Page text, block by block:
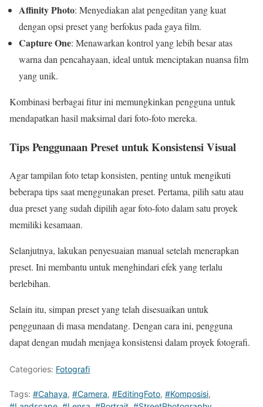
Affinity Photo: Menyediakan alat pengeditan yang kuat
dengan opsi preset yang berfokus pada gaya film.
Capture One: Menawarkan kontrol yang lebih besar atas
warna dan pencahayaan, ideal untuk menciptakan nuansa film
yang unik.
Kombinasi berbagai fitur ini memungkinkan pengguna untuk
mendapatkan hasil maksimal dari foto-foto mereka.
Tips Penggunaan Preset untuk Konsistensi Visual
Agar tampilan foto tetap konsisten, penting untuk mengikuti
beberapa tips saat menggunakan preset. Pertama, pilih satu atau
dua preset yang sudah dipilih agar foto-foto dalam satu proyek
memiliki kesamaan.
Selanjutnya, lakukan penyesuaian manual setelah menerapkan
preset. Ini membantu untuk menghindari efek yang terlalu
berlebihan.
Selain itu, simpan preset yang telah disesuaikan untuk
penggunaan di masa mendatang. Dengan cara ini, pengguna
dapat dengan mudah menjaga konsistensi dalam proyek fotografi.
Categories: Fotografi
Tags: #Cahaya, #Camera, #EditingFoto, #Komposisi,